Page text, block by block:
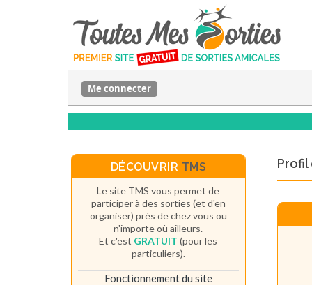
Me connecter
Profil
DÉCOUVRIR TMS
Le site TMS vous permet de
participer à des sorties (et d'en
organiser) près de chez vous ou
n'importe où ailleurs.
Et c'est GRATUIT (pour les
particuliers).
Fonctionnement du site